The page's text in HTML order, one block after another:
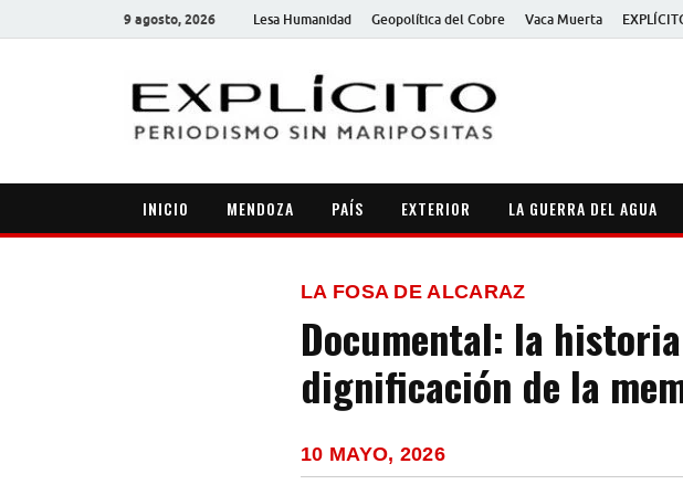
9 agosto, 2026 Lesa Humanidad Geopolítica del Cobre Vaca Muerta
INICIO MENDOZA PAÍS EXTERIOR LA GUERRA DEL AGUA
LA FOSA DE ALCARAZ
Documental: la
dignificación de la
10 MAYO, 2026